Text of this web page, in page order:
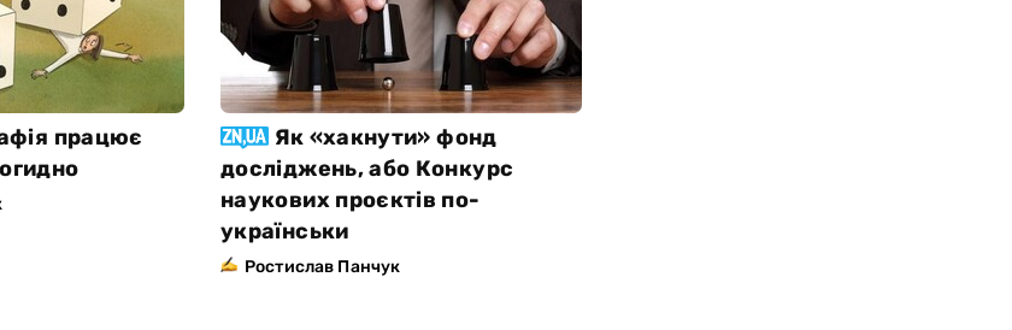
працює
Як «хакнути» фонд
досліджень, або Конкурс
наукових проєктів по-
українськи
Ростислав Панчук